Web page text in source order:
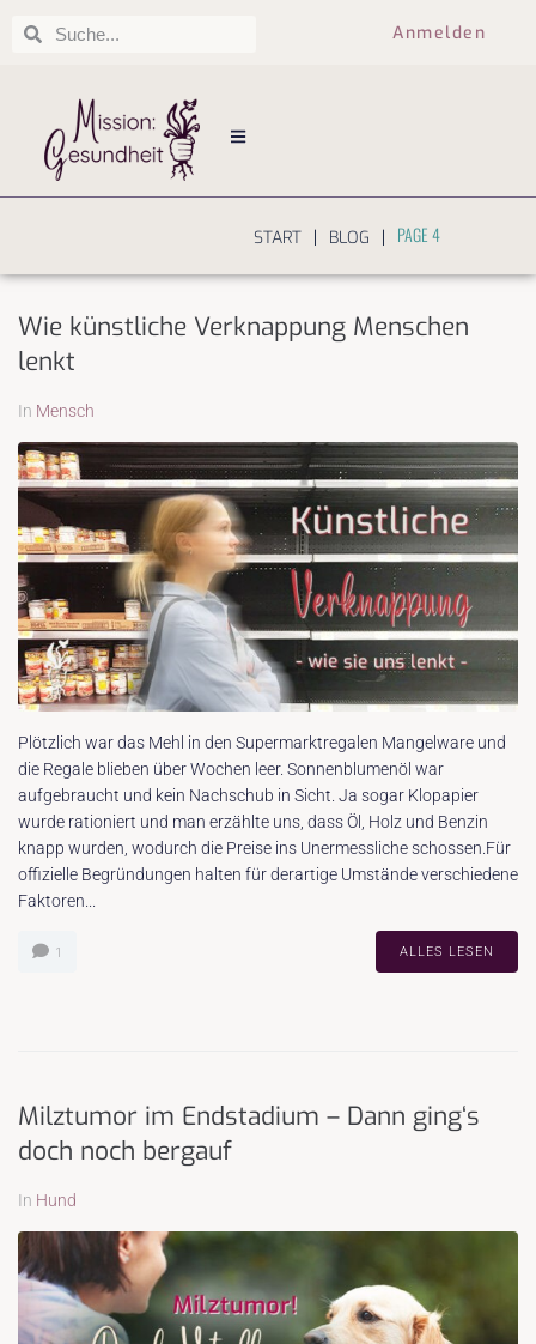
Anmelden
START | BLOG | PAGE 4
Wie künstliche Verknappung Menschen
lenkt
In Mensch
Plötzlich war das Mehl in den Supermarktregalen Mangelware und
die Regale blieben über Wochen leer. Sonnenblumenöl war
aufgebraucht und kein Nachschub in Sicht. Ja sogar Klopapier
wurde rationiert und man erzählte uns, dass Öl, Holz und Benzin
knapp wurden, wodurch die Preise ins Unermessliche schossen.Für
offizielle Begründungen halten für derartige Umstände verschiedene
Faktoren...
1 ALLES LESEN
Milztumor im Endstadium – Dann ging‘s
doch noch bergauf
In Hund